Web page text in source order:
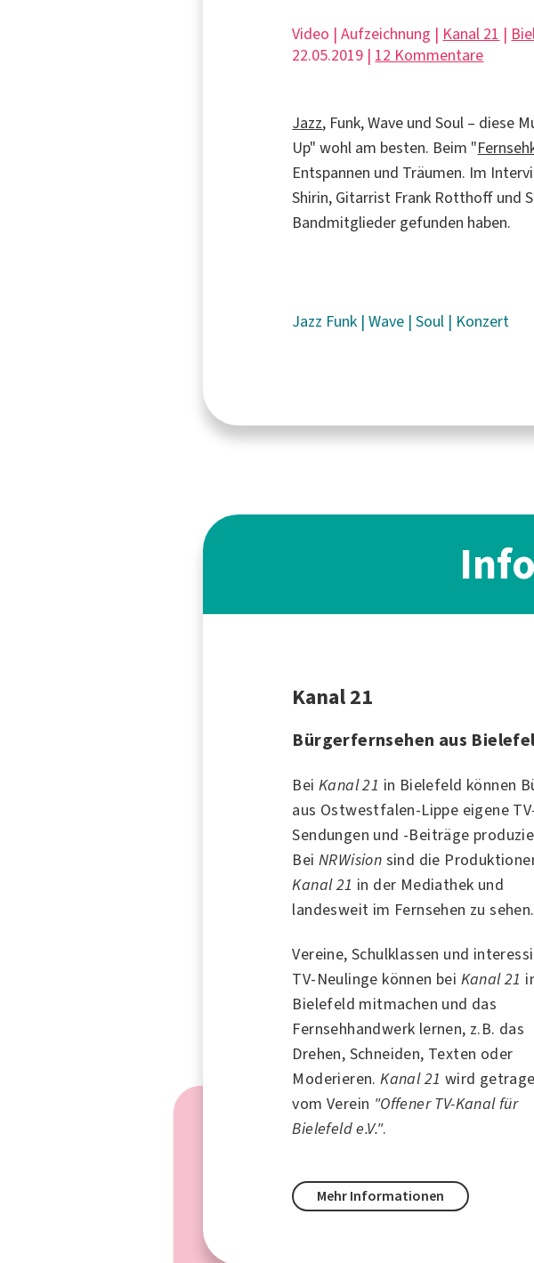
Video | Aufzeichnung | Kanal 21 |
22.05.2019 | 12 Kommentare
Jazz, Funk, Wave und Soul – diese
Up" wohl am besten. Beim "
Entspannen und Träumen. Im
Shirin, Gitarrist Frank Rotthoff und
Bandmitglieder gefunden haben.
Jazz Funk |Wave |Soul | Konzert
Kanal 21
Bürgerfernsehen aus
BeiKanal 21 in Bielefeld können
aus Ostwestfalen-Lippe eigene
Sendungen und -Beiträge
BeiNRWision sind die
Kanal 21 in der Mediathek und
landesweit im Fernsehen zu sehen.
Vereine, Schulklassen und
TV-Neulinge können bei Kanal 21
Bielefeld mitmachen und das
Fernsehhandwerk lernen, z.B. das
Drehen, Schneiden, Texten oder
Moderieren.Kanal 21 wird
vom Verein "Offener TV-Kanal für
Bielefeld e.V.".
Mehr Informationen